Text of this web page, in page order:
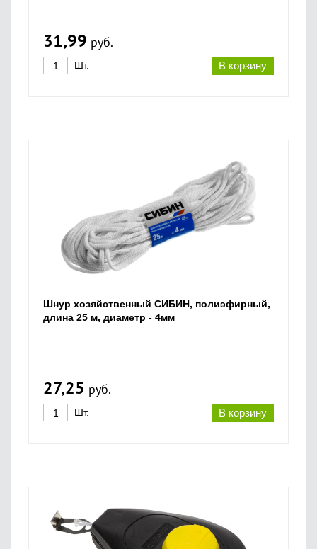
31,99 руб.
В корзину
Шт.
Шнур хозяйственный СИБИН, полиэфирный,
длина 25 м, диаметр - 4мм
27,25 руб.
В корзину
Шт.